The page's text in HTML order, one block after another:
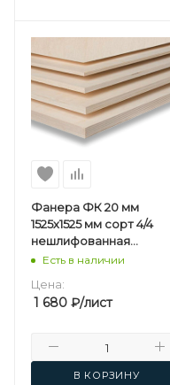
Фанера ФК 20 мм
1525х1525 мм сорт 4/4
нешлифованная
березовая
Есть в наличии
Цена:
1 680 ₽/лист
В КОРЗИНУ